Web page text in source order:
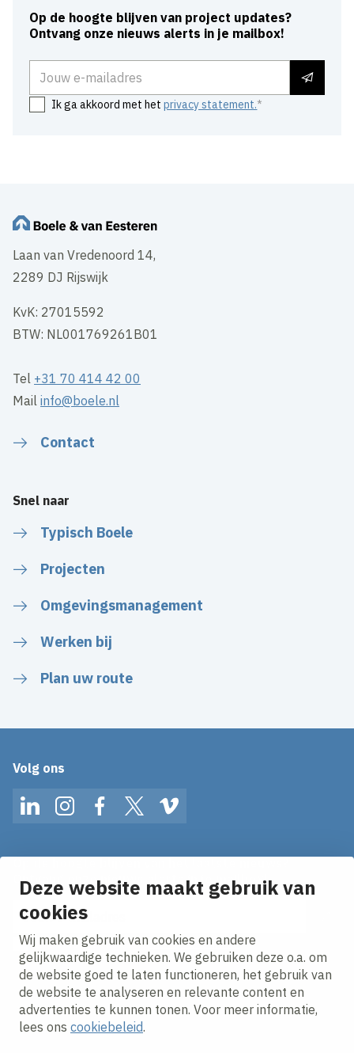
Deze website maakt gebruik van
cookies
Wij maken gebruik van cookies en andere
gelijkwaardige technieken. We gebruiken deze o.a. om
de website goed te laten functioneren, het gebruik van
de website te analyseren en relevante content en
advertenties te kunnen tonen. Voor meer informatie,
lees ons cookiebeleid.
Op de hoogte blijven van project updates?
Ontvang onze nieuws alerts in je mailbox!
Ik ga akkoord met hetprivacy statement.
Laan van Vredenoord 14,
2289 DJ Rijswijk
KvK: 27015592
BTW: NL001769261B01
Tel +31 70 414 42 00
Mailinfo@boele.nl
Contact
Snel naar
Typisch Boele
Projecten
Omgevingsmanagement
Werken bij
Plan uw route
Volg ons
LinkedInInstagramFacebookTwitterVimeo
Ontvang onze nieuws alerts in je mailbox!
E-mailadres
Ik ga akkoord met hetprivacy statement.